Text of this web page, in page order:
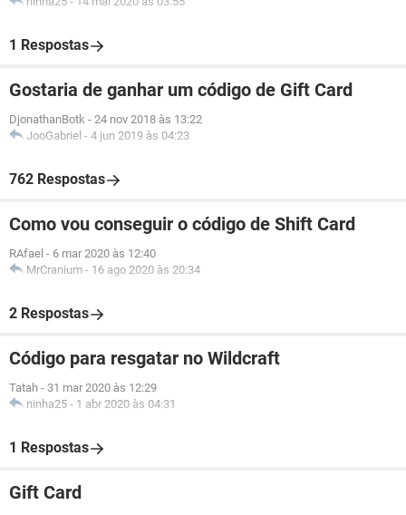
1 Respostas
Gostaria de ganhar um código de Gift Card
DjonathanBotk - 24 nov 2018 às 13:22
JooGabriel - 4 jun 2019 às 04:23
762 Respostas
Como vou conseguir o código de Shift Card
RAfael - 6 mar 2020 às 12:40
MrCranium - 16 ago 2020 às 20:34
2 Respostas
Código para resgatar no Wildcraft
Tatah - 31 mar 2020 às 12:29
ninha25 - 1 abr 2020 às 04:31
1 Respostas
Gift Card